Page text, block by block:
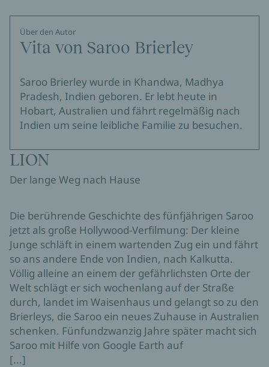
Über den Autor
Vita von Saroo Brierley
Saroo Brierley wurde in Khandwa, Madhya
Pradesh, Indien geboren. Er lebt heute in
Hobart, Australien und fährt regelmäßig nach
Indien um seine leibliche Familie zu besuchen.
LION
Der lange Weg nach Hause
Die berührende Geschichte des fünfjährigen Saroo
jetzt als große Hollywood-Verfilmung: Der kleine
Junge schläft in einem wartenden Zug ein und fährt
so ans andere Ende von Indien, nach Kalkutta.
Völlig alleine an einem der gefährlichsten Orte der
Welt schlägt er sich wochenlang auf der Straße
durch, landet im Waisenhaus und gelangt so zu den
Brierleys, die Saroo ein neues Zuhause in Australien
schenken. Fünfundzwanzig Jahre später macht sich
Saroo mit Hilfe von Google Earth auf
[...]